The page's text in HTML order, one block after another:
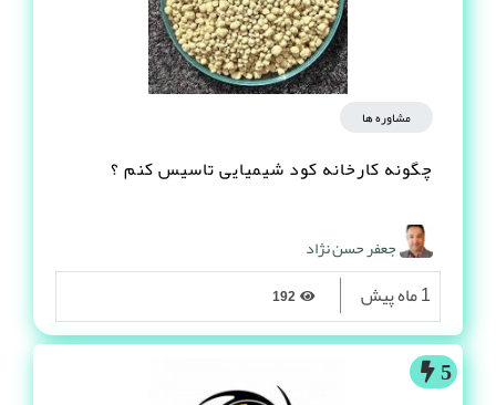
مشاوره ها
چگونه کارخانه کود شیمیایی تاسیس کنم ؟
جعفر حسن نژاد
1 ماه پیش
5